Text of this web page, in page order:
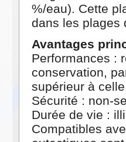
%/eau). Cette
dans les plages
Avantages
Performances :
conservation,
supérieur à
Sécurité : non-
Durée de vie :
Compatibles